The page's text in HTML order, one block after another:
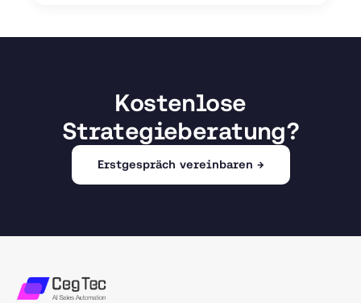
Kostenlose
Strategieberatung?
Erstgespräch vereinbaren →